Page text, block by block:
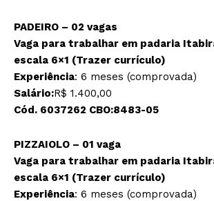
PADEIRO – 02 vagas
Vaga para trabalhar em padaria
escala 6×1 (Trazer currículo)
Experiência: 6 meses (comprovada)
Salário:R$ 1.400,00
Cód. 6037262 CBO:8483-05
PIZZAIOLO – 01 vaga
Vaga para trabalhar em padaria
escala 6×1 (Trazer currículo)
Experiência: 6 meses (comprovada)